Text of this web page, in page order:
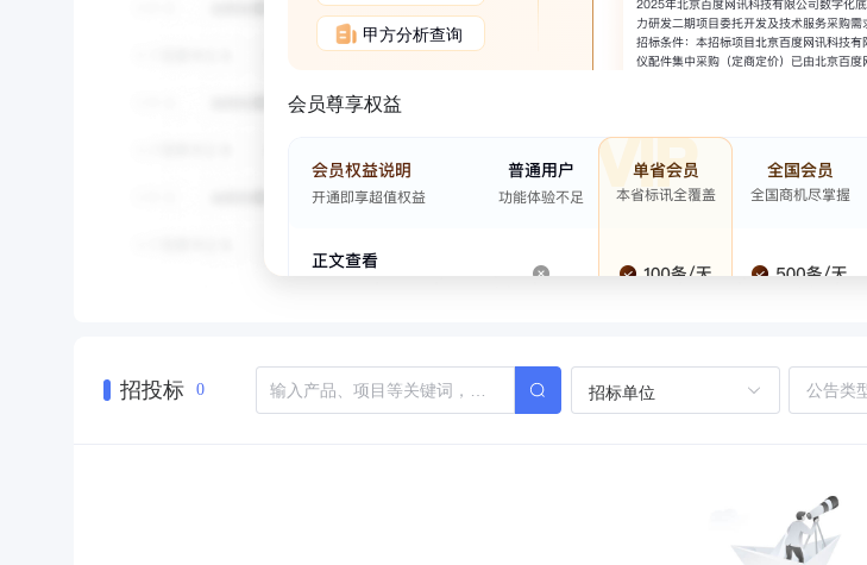
甲方分析查询
会员尊享权益
招投标 0 招标单位